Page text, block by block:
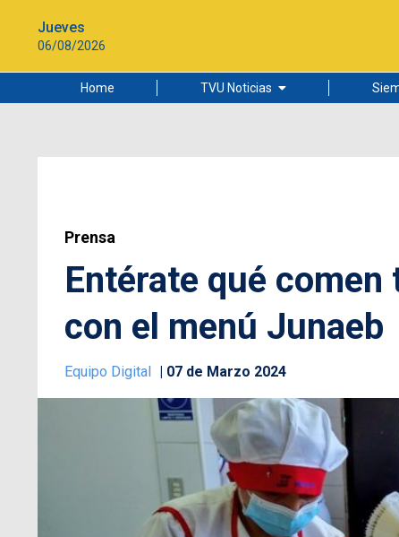
Jueves
06/08/2026
Home TVU Noticias
Ciudad
Prensa
Entérate qué
con el menú Junaeb
Equipo Digital 07 de Marzo 2024